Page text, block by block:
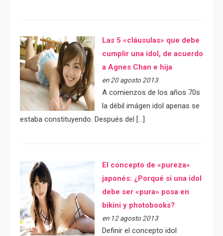
Las 5 «cláusulas» que debe
cumplir una idol, de acuerdo
a Agnes Chan e hija
en 20 agosto 2013
A comienzos de los años 70s
la débil imágen idol apenas se
estaba constituyendo. Después del […]
El concepto de «pureza»
japonés: ¿Porqué si una idol
debe ser «pura» posa en
bikini y photobooks?
en 12 agosto 2013
Definir el concepto idol